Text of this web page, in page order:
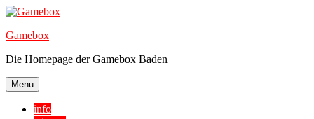
Skip
content
Gamebox
Die Homepage der Gamebox Baden
Menu
info